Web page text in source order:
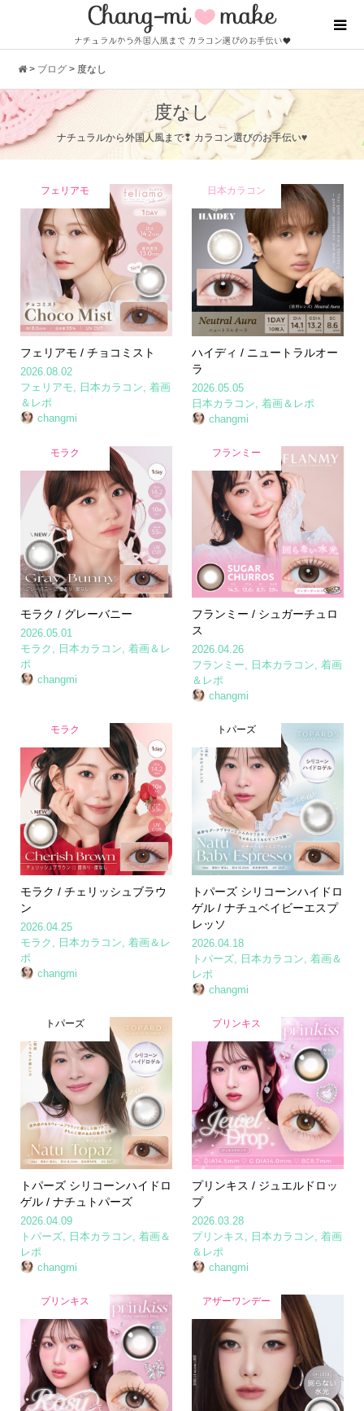
> ブログ > 度なし
度なし
ナチュラルから外国人風まで❢ カラコン選びのお手伝い♥
フェリアモ
フェリアモ / チョコミスト
2026.08.02
フェリアモ
日本カラコン 着画
＆レポ
changmi
日本カラコン
ハイディ / ニュートラルオー
ラ
2026.05.05
日本カラコン ,着画＆レポ
changmi
モラク
モラク / グレーバニー
2026.05.01
モラク , 日本カラコン, 着画＆レ
ポ
changmi
フランミー
フランミー / シュガーチュロ
ス
2026.04.26
フランミー, 日本カラコン,着画
＆レポ
changmi
モラク
モラク / チェリッシュブラウ
ン
2026.04.25
モラク
日本カラコン 着画＆レ
ポ
changmi
トパーズ
トパーズ シリコーンハイドロ
ゲル / ナチュベイビーエスプ
レッソ
2026.04.18
トパーズ
日本カラコン ,着画＆
レポ
changmi
トパーズ
トパーズ シリコーンハイドロ
ゲル / ナチュトパーズ
2026.04.09
トパーズ, 日本カラコン 着画＆
レポ
changmi
プリンキス
プリンキス / ジュエルドロッ
プ
2026.03.28
プリンキス
日本カラコン ,着画
＆レポ
changmi
プリンキス アザーワンデー